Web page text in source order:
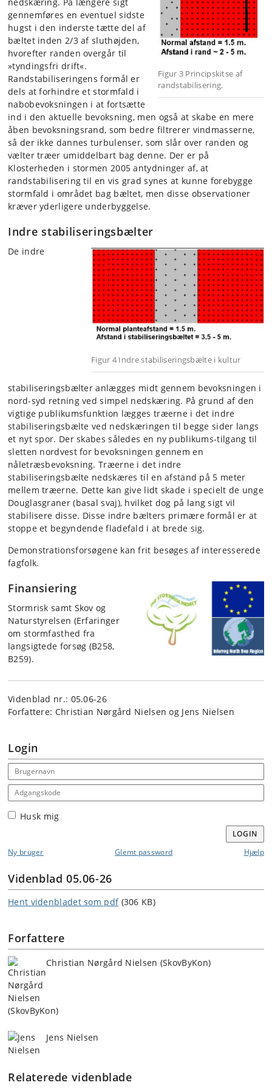
Figur 3 Principskitse af
randstabilisering.
gennemføres en eventuel sidste
hugst i den inderste tætte del af
bæltet inden 2/3 af sluthøjden,
hvorefter randen overgår til
»tyndingsfri drift«.
Randstabiliseringens formål er
dels at forhindre et stormfald i
nabobevoksningen i at fortsætte
ind i den aktuelle bevoksning, men også at skabe en mere
åben bevoksningsrand, som bedre filtrerer vindmasserne,
så der ikke dannes turbulenser, som slår over randen og
vælter træer umiddelbart bag denne. Der er på
Klosterheden i stormen 2005 antydninger af, at
randstabilisering til en vis grad synes at kunne forebygge
stormfald i området bag bæltet, men disse observationer
kræver yderligere underbyggelse.
Indre stabiliseringsbælter
Figur 4 Indre stabiliseringsbælte i kultur
De indre
stabiliseringsbælter anlægges midt gennem bevoksningen i
nord-syd retning ved simpel nedskæring. På grund af den
vigtige publikumsfunktion lægges træerne i det indre
stabiliseringsbælte ved nedskæringen til begge sider langs
et nyt spor. Der skabes således en ny publikums-tilgang til
sletten nordvest for bevoksningen gennem en
nåletræsbevoksning. Træerne i det indre
stabiliseringsbælte nedskæres til en afstand på 5 meter
mellem træerne. Dette kan give lidt skade i specielt de unge
Douglasgraner (basal svaj), hvilket dog på lang sigt vil
stabilisere disse. Disse indre bælters primære formål er at
stoppe et begyndende fladefald i at brede sig.
Demonstrationsforsøgene kan frit besøges af interesserede
fagfolk.
Finansiering
Stormrisk samt Skov og
Naturstyrelsen (Erfaringer
om stormfasthed fra
langsigtede forsøg (B258,
B259).
Videnblad nr.: 05.06-26
Forfattere: Christian Nørgård Nielsen og Jens Nielsen
Login
Email address
Adgangskode
Husk mig
LOGIN
Ny bruger
Glemt password Hjælp
Videnblad 05.06-26
Hent videnbladet som pdf (306 KB)
Forfattere
Christian Nørgård Nielsen (SkovByKon)
Jens Nielsen
Relaterede videnblade